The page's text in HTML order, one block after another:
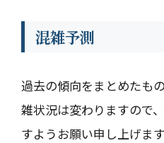
混雑予測
過去の傾向をまとめたも
雑状況は変わりますので
すようお願い申し上げます